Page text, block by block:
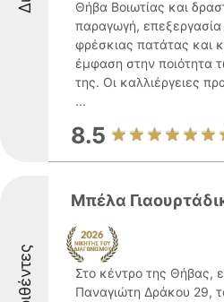
Θήβα Βοιωτίας και
παραγωγή, επεξεργασία
φρέσκιας πατάτας και
έμφαση στην ποιότητα
της. Οι καλλιέργειες
...
8.5
Μπέλα
Στο κέντρο της Θήβας,
Παναγιώτη Δράκου 29,